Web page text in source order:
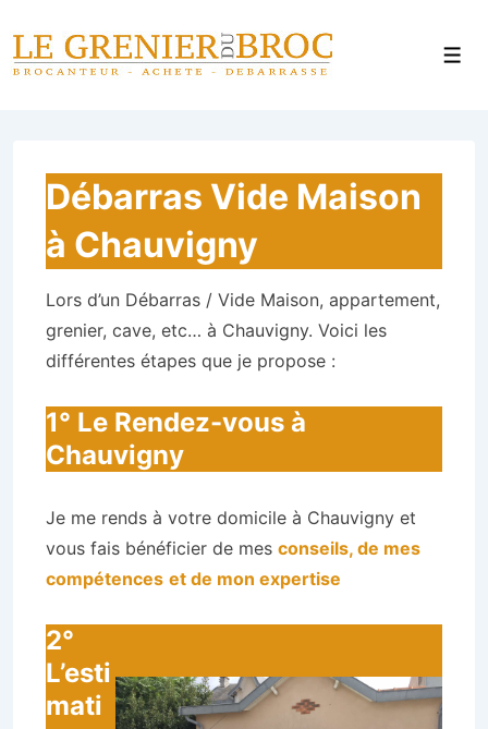
passer
au
Débarras Vide Maison
à Chauvigny
Lors d’un Débarras / Vide Maison, appartement,
grenier, cave, etc… à Chauvigny. Voici les
différentes étapes que je propose :
1° Le Rendez-vous à
Chauvigny
Je me rends à votre domicile à Chauvigny et
vous fais bénéficier de mes conseils, de mes
compétences et de mon expertise
2°
L’esti
mati